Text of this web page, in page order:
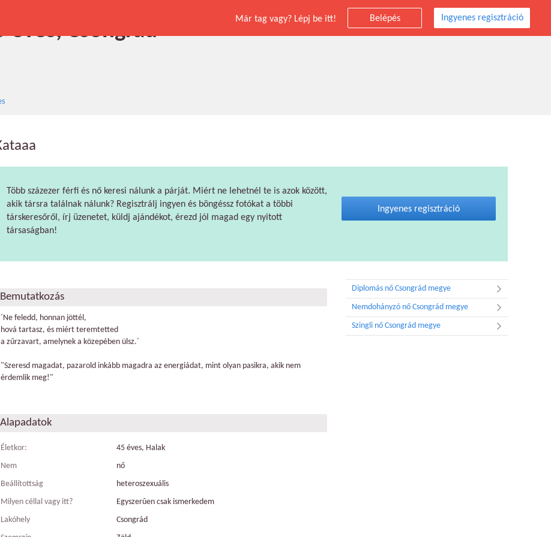
Már tag vagy? Lépj be itt! Belépés Ingyenes regisztráció
éves, Csongrád
Több százezer férfi és nő keresi nálunk a párját. Miért ne lehetnél te is azok között,
akik társra találnak nálunk? Regisztrálj ingyen és böngéssz fotókat a többi
társkeresőről, írj üzenetet, küldj ajándékot, érezd jól magad egy nyitott
társaságban!
Ingyenes regisztráció
Bemutatkozás
´Ne feledd, honnan jöttél,
hová tartasz, és miért teremtetted
a zűrzavart, amelynek a közepében ülsz.´
"Szeresd magadat, pazarold inkább magadra az energiádat, mint olyan pasikra, akik nem
érdemlik meg!"
Alapadatok
Életkor:
45 éves, Halak
Nem
nő
Beállítottság
heteroszexuális
Milyen céllal vagy itt?
Egyszerûen csak ismerkedem
Lakóhely
Csongrád
Diplomás nő Csongrád megye
Nemdohányzó nő Csongrád megye
Szingli nő Csongrád megye